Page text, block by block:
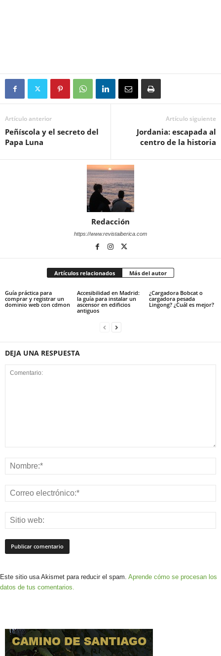
Artículo anterior
Peñíscola y el secreto del
Papa Luna
Artículo siguiente
Jordania: escapada al
centro de la historia
Redacción
https://www.revistaiberica.com
Artículos relacionados Más del autor
Guía práctica para
comprar y registrar un
dominio web con cdmon
Accesibilidad en Madrid:
la guía para instalar un
ascensor en edificios
antiguos
¿Cargadora Bobcat o
cargadora pesada
Lingong? ¿Cuál es mejor?
DEJA UNA RESPUESTA
Este sitio usa Akismet para reducir el spam. Aprende cómo se procesan los
datos de tus comentarios.